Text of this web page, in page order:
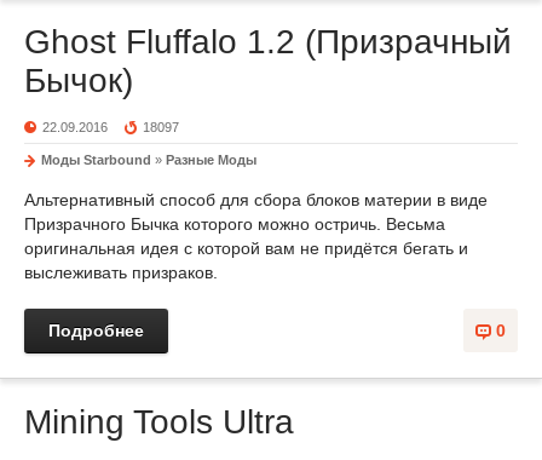
Ghost Fluffalo 1.2 (Призрачный
Бычок)
22.09.2016 18097
Моды Starbound » Разные Моды
Альтернативный способ для сбора блоков материи в виде
Призрачного Бычка которого можно остричь. Весьма
оригинальная идея с которой вам не придётся бегать и
выслеживать призраков.
0
Подробнее
Mining Tools Ultra